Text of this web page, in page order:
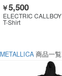
￥5,500
ELECTRIC CALLBOY
T-Shirt
METALLICA 商品一覧